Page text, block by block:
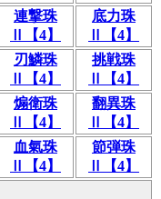
連撃珠
Ⅱ【4】
底力珠
Ⅱ【4】
刃鱗珠
Ⅱ【4】
挑戦珠
Ⅱ【4】
煽衛珠
Ⅱ【4】
翻異珠
Ⅱ【4】
血氣珠
Ⅱ【4】
節弾珠
Ⅱ【4】